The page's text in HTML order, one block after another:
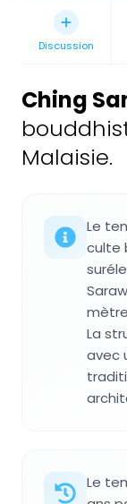
Discussion
Ching
Malaisie.
Le
culte
La
avec
Le